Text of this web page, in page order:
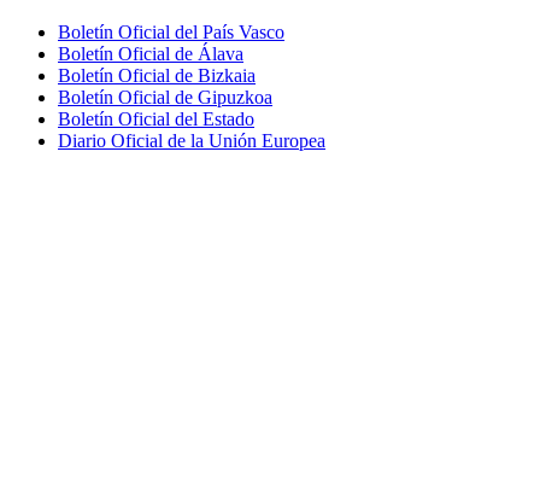
Boletín Oficial del País Vasco
Boletín Oficial de Álava
Boletín Oficial de Bizkaia
Boletín Oficial de Gipuzkoa
Boletín Oficial del Estado
Diario Oficial de la Unión Europea